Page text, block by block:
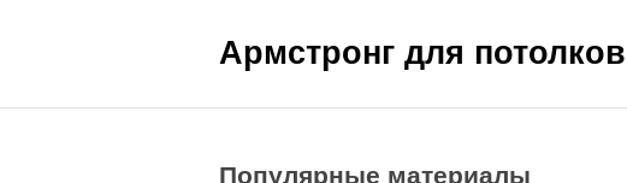
Армстронг для потолков
Популярные материалы